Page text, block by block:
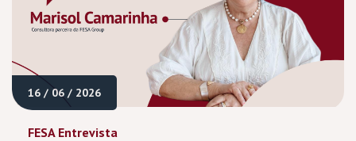
16 / 06 / 2026
FESA Entrevista